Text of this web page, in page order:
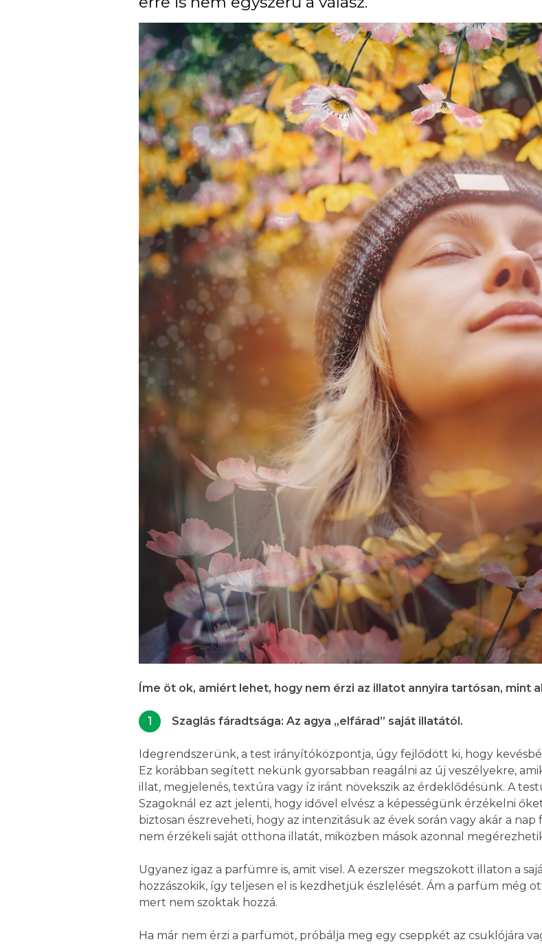
Íme öt ok, amiért lehet, hogy nem érzi az illatot annyira tartósan, mint
Szaglás fáradtsága: Az agya „elfárad” saját illatától.
Idegrendszerünk, a test irányítóközpontja, úgy fejlődött ki, hogy
Ez korábban segített nekünk gyorsabban reagálni az új veszélyekre,
illat, megjelenés, textúra vagy íz iránt növekszik az érdeklődésünk. A
Szagoknál ez azt jelenti, hogy idővel elvész a képességünk érzékelni
biztosan észreveheti, hogy az intenzitásuk az évek során vagy akár a nap
nem érzékeli saját otthona illatát, miközben mások azonnal
Ugyanez igaz a parfümre is, amit visel. A ezerszer megszokott illaton a
hozzászokik, így teljesen el is kezdhetjük észlelését. Ám a parfüm még
mert nem szoktak hozzá.
Ha már nem érzi a parfümöt, próbálja meg egy cseppkét az csuklójára